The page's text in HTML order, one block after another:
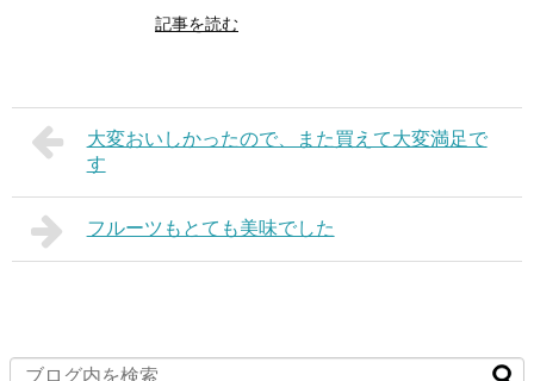
記事を読む
大変おいしかったので、また買えて大変満足で
す
フルーツもとても美味でした